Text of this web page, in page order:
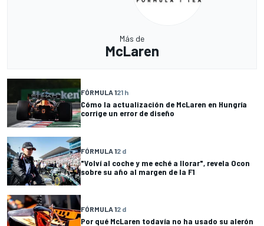
Más de
McLaren
FÓRMULA 121 h
Cómo la actualización de McLaren en Hungría
corrige un error de diseño
FÓRMULA 12 d
"Volví al coche y me eché a llorar", revela Ocon
sobre su año al margen de la F1
FÓRMULA 12 d
Por qué McLaren todavía no ha usado su alerón